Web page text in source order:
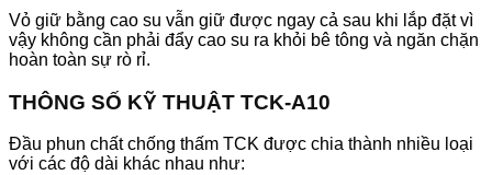
Vỏ giữ bằng cao su vẫn giữ được ngay cả sau khi lắp đặt vì
vậy không cần phải đẩy cao su ra khỏi bê tông và ngăn chặn
hoàn toàn sự rò rỉ.
THÔNG SỐ KỸ THUẬT TCK-A10
Đầu phun chất chống thấm TCK được chia thành nhiều loại
với các độ dài khác nhau như: